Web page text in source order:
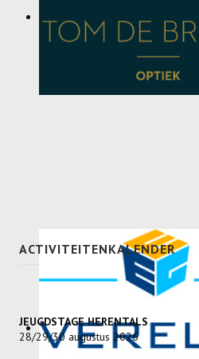
ACTIVITEITENKALENDER
JEUGDSTAGE HERENTALS
28/29/30 augustus 2026